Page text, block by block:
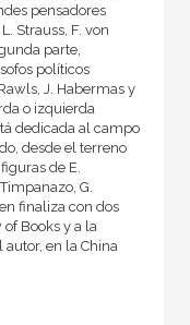
pensadores
Strauss, F. von
parte,
políticos
J. Habermas y
o izquierda
dedicada al campo
desde el terreno
de E.
G.
finaliza con dos
Books y a la
autor, en la China